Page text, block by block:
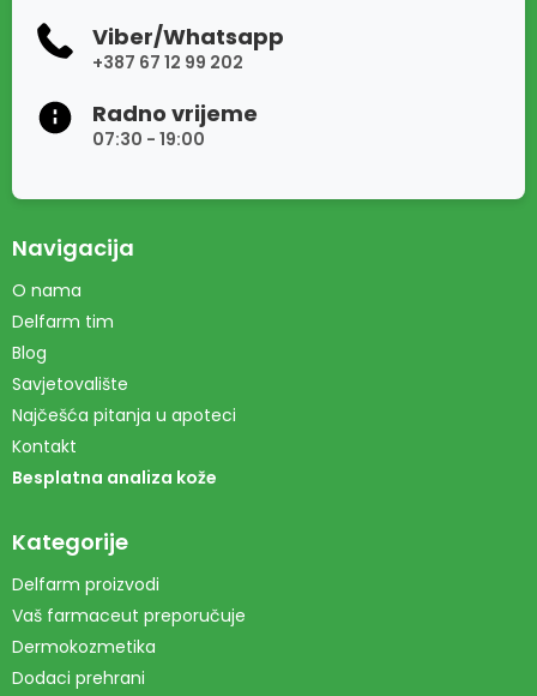
Viber/Whatsapp
+387 67 12 99 202
Radno vrijeme
07:30 - 19:00
Navigacija
O nama
Delfarm tim
Blog
Savjetovalište
Najčešća pitanja u apoteci
Kontakt
Besplatna analiza kože
Kategorije
Delfarm proizvodi
Vaš farmaceut preporučuje
Dermokozmetika
Dodaci prehrani